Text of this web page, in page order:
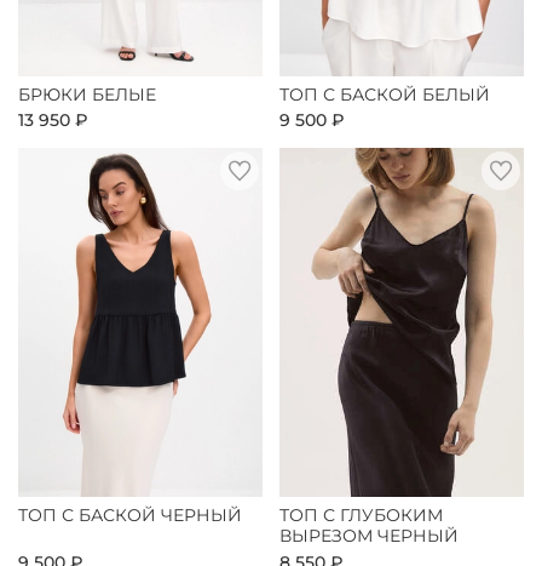
БРЮКИ БЕЛЫЕ
13 950 ₽
ТОП С БАСКОЙ БЕЛЫЙ
9 500 ₽
ТОП С БАСКОЙ ЧЕРНЫЙ
ТОП С ГЛУБОКИМ
ВЫРЕЗОМ ЧЕРНЫЙ